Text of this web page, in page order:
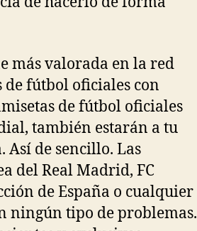
más valorada en la red
fútbol oficiales con
de fútbol oficiales
también estarán a tu
Así de sencillo. Las
del Real Madrid, FC
de España o cualquier
ningún tipo de problemas.